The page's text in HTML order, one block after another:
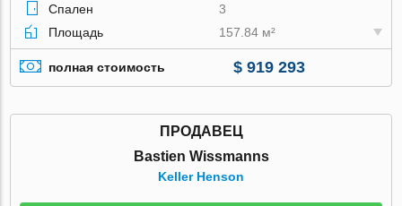
Спален
3
Площадь
157.84 м²
полная стоимость $ 919 293
ПРОДАВЕЦ
Bastien Wissmanns
Keller Henson